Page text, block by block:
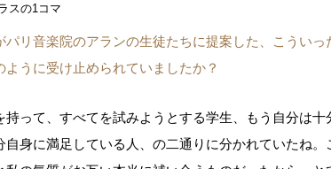
スの1コマ
パリ音楽院のアランの生徒たちに提案した、こうい
ように受け止められていましたか？
持って、すべてを試みようとする学生、もう自分は
自身に満足している人、の二通りに分かれていたね。